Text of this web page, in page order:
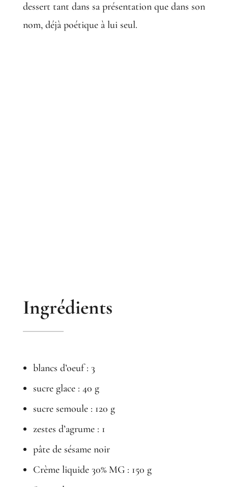
dessert tant dans sa présentation que dans son
nom, déjà poétique à lui seul.
Ingrédients
blancs d’oeuf : 3
sucre glace : 40 g
sucre semoule : 120 g
zestes d’agrume : 1
pâte de sésame noir
Crème liquide 30% MG : 150 g